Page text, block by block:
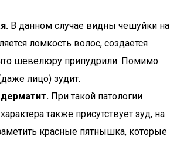
В данном случае видны чешуйки на
ломкость волос, создается
шевелюру припудрили. Помимо
лицо) зудит.
При такой патологии
также присутствует зуд, на
красные пятнышка, которые